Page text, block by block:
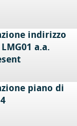
indirizzo
a.a.
piano di